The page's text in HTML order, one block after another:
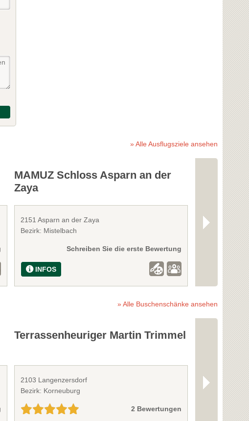
» Alle Ausflugsziele ansehen
MAMUZ Schloss Asparn an der
Zaya
2151 Asparn an der Zaya
Bezirk: Mistelbach
Schreiben Sie die erste Bewertung
INFOS
Perlen-
2100 Stetten
Bezirk:
INFOS
» Alle Buschenschänke ansehen
Terrassenheuriger Martin Trimmel
2103 Langenzersdorf
Bezirk: Korneuburg
2 Bewertungen
Weinbau
2100 Stetten
Bezirk: